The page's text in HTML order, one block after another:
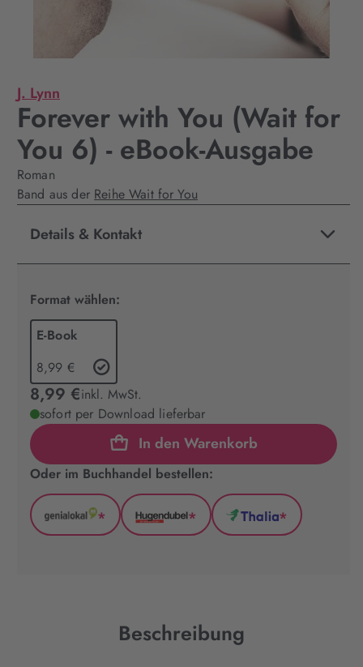
J. Lynn
Forever with You (Wait for
You 6) - eBook-Ausgabe
Roman
Band aus der Reihe Wait for You
Details & Kontakt
Format wählen:
E-Book
8,99 €
8,99 €inkl. MwSt.
sofort per Download lieferbar
In den Warenkorb
Oder im Buchhandel bestellen:
GenialLokal
*
Hugendubel
*
Thalia
*
Beschreibung